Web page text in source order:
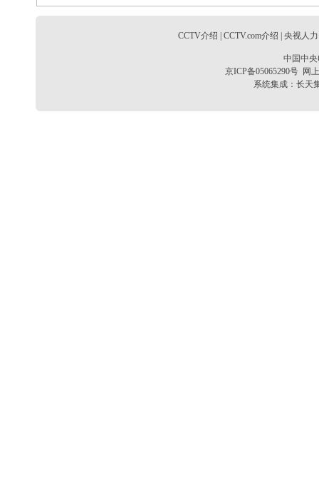
CCTV介绍 CCTV.com介绍 央视人
中国中
京ICP备05065290号 网
系统集成： 长天